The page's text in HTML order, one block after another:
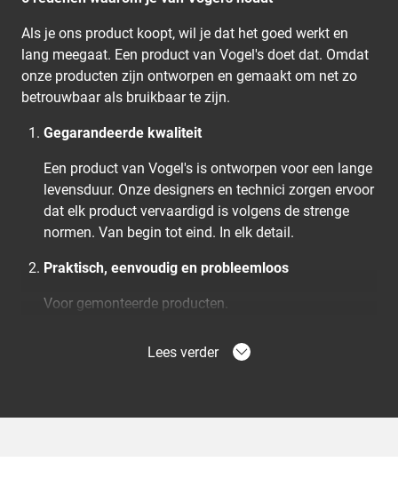
Als je ons product koopt, wil je dat het goed werkt en
lang meegaat. Een product van Vogel's doet dat. Omdat
onze producten zijn ontworpen en gemaakt om net zo
betrouwbaar als bruikbaar te zijn.
Gegarandeerde kwaliteit
Een product van Vogel's is ontworpen voor een lange
levensduur. Onze designers en technici zorgen ervoor
dat elk product vervaardigd is volgens de strenge
normen. Van begin tot eind. In elk detail.
Praktisch, eenvoudig en probleemloos
Voor gemonteerde producten.
montagevideo's. Wij maken onze producten zo, zodat
Lees verder